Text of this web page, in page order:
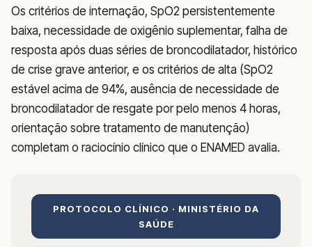
Os critérios de internação, SpO2 persistentemente
baixa, necessidade de oxigênio suplementar, falha de
resposta após duas séries de broncodilatador, histórico
de crise grave anterior, e os critérios de alta (SpO2
estável acima de 94%, ausência de necessidade de
broncodilatador de resgate por pelo menos 4 horas,
orientação sobre tratamento de manutenção)
completam o raciocínio clínico que o ENAMED avalia.
PROTOCOLO CLÍNICO · MINISTÉRIO DA
SAÚDE